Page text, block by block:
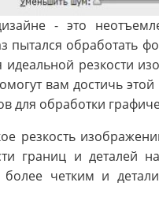
- это
пытался обработать
резкости
вам достичь
для обработки
резкость
границ и деталей
более четким и